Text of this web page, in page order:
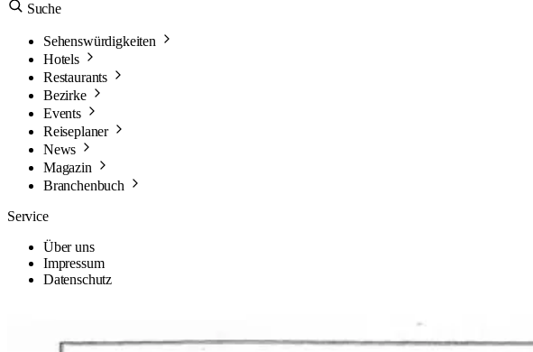
Suche
Sehenswürdigkeiten
Hotels
Restaurants
Bezirke
Events
Reiseplaner
News
Magazin
Branchenbuch
Service
Über uns
Impressum
Datenschutz